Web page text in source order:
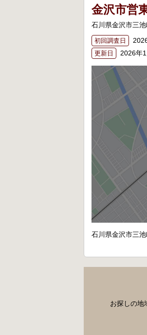
金沢市営
石川県金沢市三
初回調査日
更新日 2026年
石川県金沢市三
お探しの地